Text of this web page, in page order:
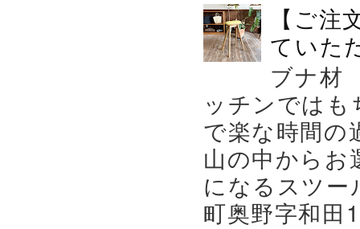
【ご
ていた
ブナ材
ッチンでは
で楽な時間の
山の中から
になるスツー
町奥野字和